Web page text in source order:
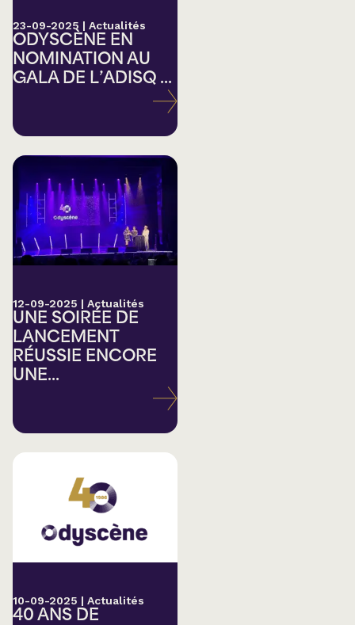
23-09-2025 | Actualités
ODYSCÈNE EN
NOMINATION AU
GALA DE L’ADISQ ...
12-09-2025 | Actualités
UNE SOIRÉE DE
LANCEMENT
RÉUSSIE ENCORE
UNE...
10-09-2025 | Actualités
40 ANS DE